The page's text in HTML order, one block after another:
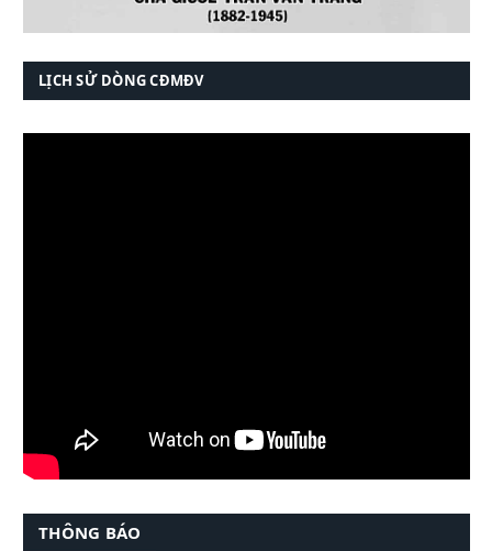
LỊCH SỬ DÒNG CĐMĐV
THÔNG BÁO